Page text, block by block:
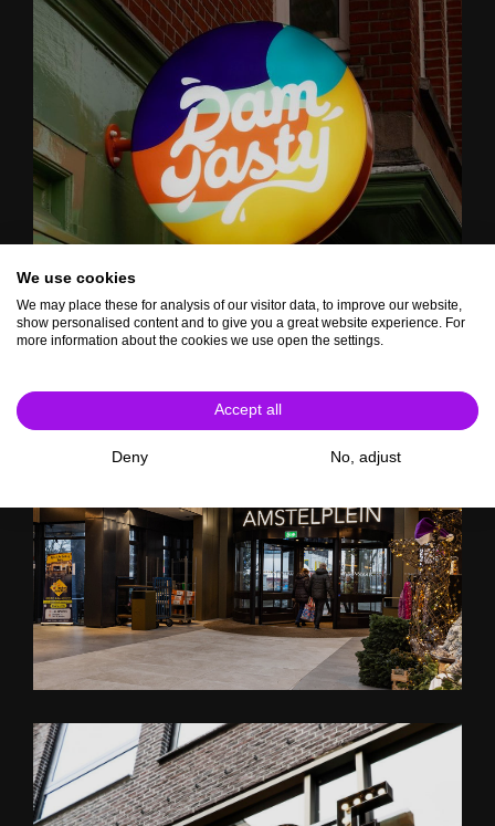
We use cookies
We may place these for analysis of our visitor data, to improve our website,
show personalised content and to give you a great website experience. For
more information about the cookies we use open the settings.
Accept all
Deny No, adjust